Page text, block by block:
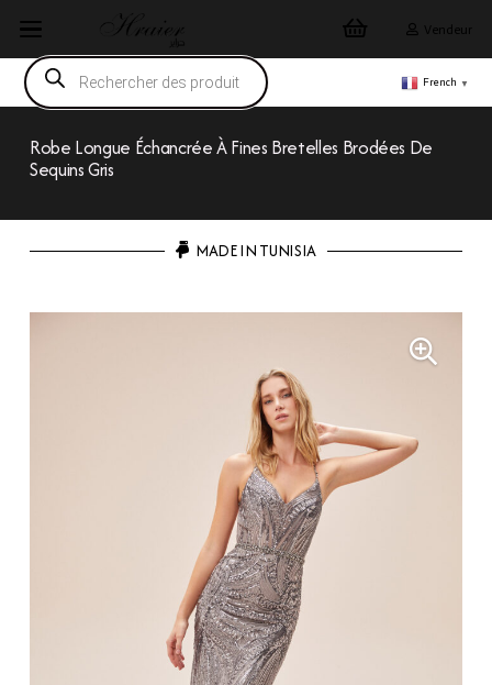
Vendeur
Recherche
de
produits
French ▼
Robe Longue Échancrée À Fines Bretelles Brodées De
Sequins Gris
MADE IN TUNISIA